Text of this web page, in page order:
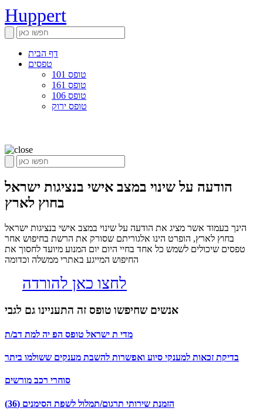
Huppert
דף הבית
טפסים
טופס 101
טופס 161
טופס 106
טופס ירוק
הודעה על שינוי במצב אישי בנציגות ישראל
בחוץ לארץ
הינך בעמוד אשר מציג את הודעה על שינוי במצב אישי בנציגות ישראל
בחוץ לארץ, הופרט הינו אלגוריתם שסורק את הרשת בחיפוש אחר
טפסים שיכולים לשמש כל אחד בחיי היום יום המנוע מיועד לחסוך את
החיפוש המייגע באתרי ממשלה וכדומה
לחצו כאן להורדה
אנשים שחיפשו טופס זה התעניינו גם לגבי
מדי ת ישראל טופס הפ יה למת דב/ת
בדיקת זכאות למענקי סיוע ואפשרות להשבת מענקים ששולמו ביתר
סוחרי רכב מורשים
הזמנת שירותי תרגום/תמלול לשפת הסימנים (36)